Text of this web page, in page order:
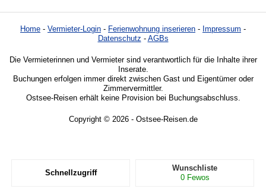
Home - Vermieter-Login - Ferienwohnung inserieren - Impressum -
Datenschutz - AGBs
Die Vermieterinnen und Vermieter sind verantwortlich für die Inhalte ihrer
Inserate.
Buchungen erfolgen immer direkt zwischen Gast und Eigentümer oder
Zimmervermittler.
Ostsee-Reisen erhält keine Provision bei Buchungsabschluss.
Copyright © 2026 - Ostsee-Reisen.de
Schnellzugriff
Wunschliste
0 Fewos